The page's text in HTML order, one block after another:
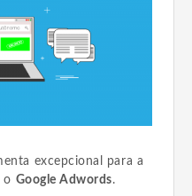
excepcional para a
o Google Adwords.